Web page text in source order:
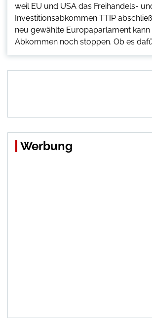
weil EU und USA das Freihandels-
Investitionsabkommen TTIP
neu gewählte Europaparlament kann
Abkommen noch stoppen. Ob es
Werbung